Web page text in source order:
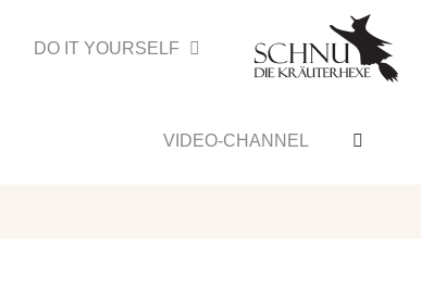
DO IT YOURSELF
VIDEO-CHANNEL